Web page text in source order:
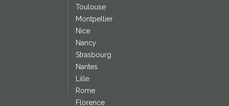
Toulouse
Montpellier
Nice
Nancy
Strasbourg
Nantes
Lille
Rome
Florence